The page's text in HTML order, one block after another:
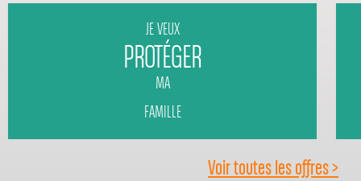
JE VEUX
PROTÉGER
MA
FAMILLE
Voir toutes les offres >